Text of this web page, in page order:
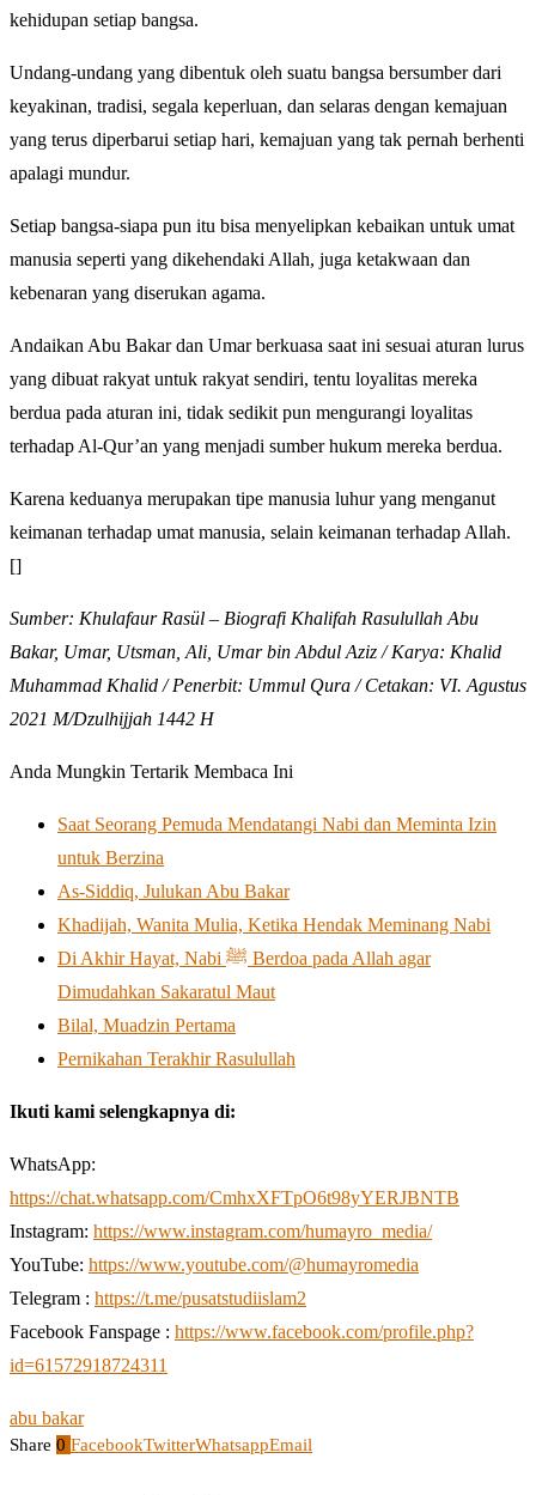
kehidupan setiap bangsa.
Undang-undang yang dibentuk oleh suatu bangsa bersumber dari
keyakinan, tradisi, segala keperluan, dan selaras dengan kemajuan
yang terus diperbarui setiap hari, kemajuan yang tak pernah berhenti
apalagi mundur.
Setiap bangsa-siapa pun itu bisa menyelipkan kebaikan untuk umat
manusia seperti yang dikehendaki Allah, juga ketakwaan dan
kebenaran yang diserukan agama.
Andaikan Abu Bakar dan Umar berkuasa saat ini sesuai aturan lurus
yang dibuat rakyat untuk rakyat sendiri, tentu loyalitas mereka
berdua pada aturan ini, tidak sedikit pun mengurangi loyalitas
terhadap Al-Qur’an yang menjadi sumber hukum mereka berdua.
Karena keduanya merupakan tipe manusia luhur yang menganut
keimanan terhadap umat manusia, selain keimanan terhadap Allah.
[]
Sumber: Khulafaur Rasül – Biografi Khalifah Rasulullah Abu
Bakar, Umar, Utsman, Ali, Umar bin Abdul Aziz / Karya: Khalid
Muhammad Khalid / Penerbit: Ummul Qura / Cetakan: VI. Agustus
2021 M/Dzulhijjah 1442 Η
Anda Mungkin Tertarik Membaca Ini
Saat Seorang Pemuda Mendatangi Nabi dan Meminta Izin
untuk Berzina
As-Siddiq, Julukan Abu Bakar
Khadijah, Wanita Mulia, Ketika Hendak Meminang Nabi
Di Akhir Hayat, Nabi ﷺ Berdoa pada Allah agar
Dimudahkan Sakaratul Maut
Bilal, Muadzin Pertama
Pernikahan Terakhir Rasulullah
Ikuti kami selengkapnya di:
WhatsApp:
https://chat.whatsapp.com/CmhxXFTpO6t98yYERJBNTB
Instagram: https://www.instagram.com/humayro_media/
YouTube: https://www.youtube.com/@humayromedia
Telegram : https://t.me/pusatstudiislam2
Facebook Fanspage : https://www.facebook.com/profile.php?
id=61572918724311
abu bakar
Share 0 FacebookTwitterWhatsappEmail